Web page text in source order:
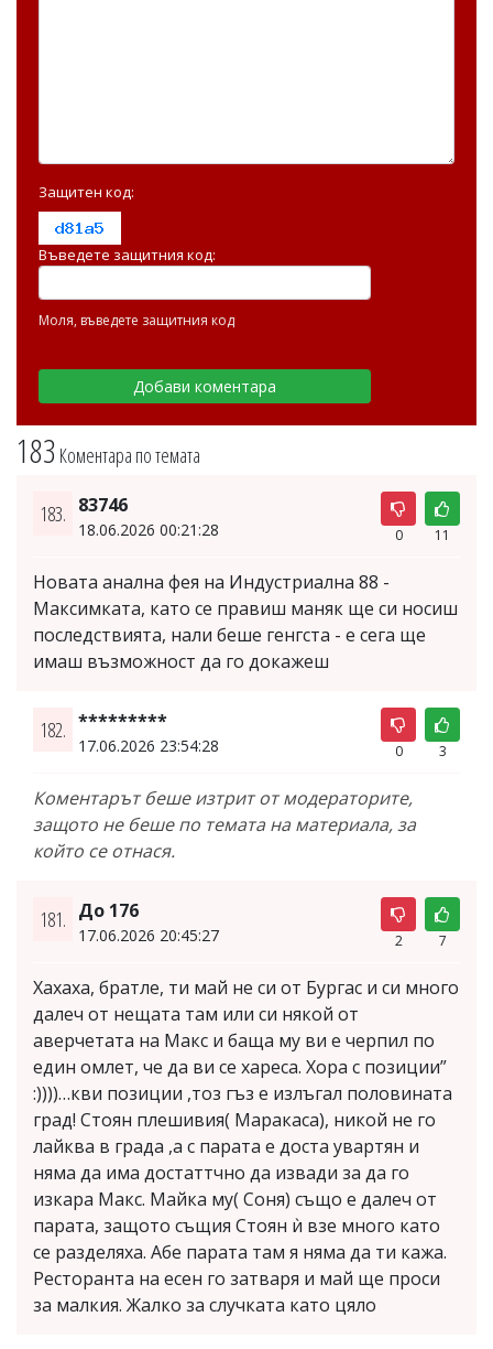
183 Коментара по темата
183. 83746
18.06.2026 00:21:28 0 11
Новата анална фея на Индустриална 88 -
Максимката, като се правиш маняк ще си носиш
последствията, нали беше генгста - е сега ще
имаш възможност да го докажеш
182. *********
17.06.2026 23:54:28 0 3
Коментарът беше изтрит от модераторите,
защото не беше по темата на материала, за
който се отнася.
181. До 176
17.06.2026 20:45:27 2 7
Хахаха, братле, ти май не си от Бургас и си много
далеч от нещата там или си някой от
аверчетата на Макс и баща му ви е черпил по
един омлет, че да ви се хареса. Хора с позиции”
:))))…кви позиции ,тоз гъз е излъгал половината
град! Стоян плешивия( Маракаса), никой не го
лайква в града ,а с парата е доста увартян и
няма да има достаттчно да извади за да го
изкара Макс. Майка му( Соня) също е далеч от
парата, защото същия Стоян ѝ взе много като
се разделяха. Абе парата там я няма да ти кажа.
Ресторанта на есен го затваря и май ще проси
за малкия. Жалко за случката като цяло
Защитен код:
Въведете защитния код:
Моля, въведете защитния код